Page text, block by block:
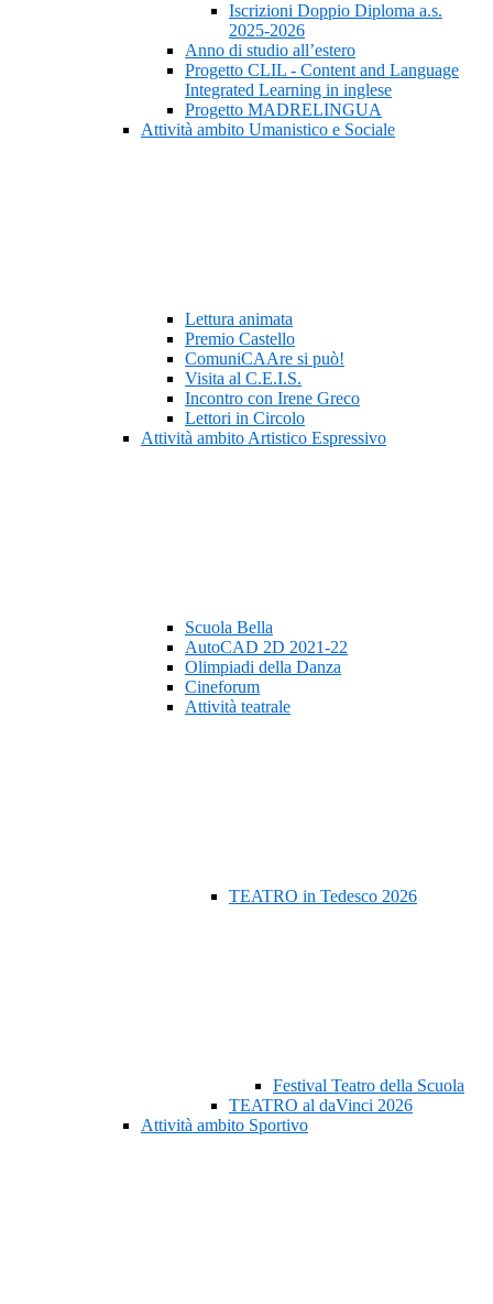
Iscrizioni Doppio Diploma a.s.
2025-2026
Anno di studio all’estero
Progetto CLIL - Content and Language
Integrated Learning in inglese
Progetto MADRELINGUA
Attività ambito Umanistico e Sociale
Lettura animata
Premio Castello
ComuniCAAre si può!
Visita al C.E.I.S.
Incontro con Irene Greco
Lettori in Circolo
Attività ambito Artistico Espressivo
Scuola Bella
AutoCAD 2D 2021-22
Olimpiadi della Danza
Cineforum
Attività teatrale
TEATRO in Tedesco 2026
Festival Teatro della Scuola
TEATRO al daVinci 2026
Attività ambito Sportivo